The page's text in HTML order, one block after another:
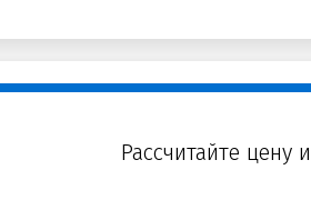
Рассчитайте